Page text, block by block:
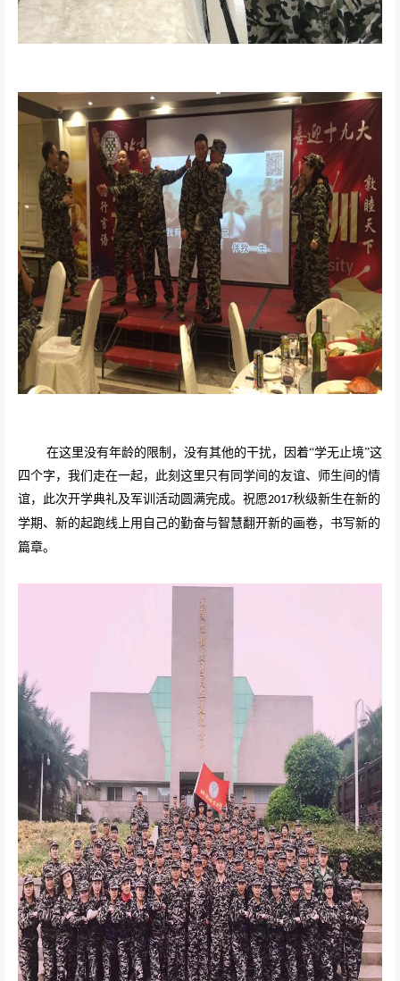
在这里没有年龄的限制，没有其他的干扰，因着“学无止境”这
四个字，我们走在一起，此刻这里只有同学间的友谊、师生间的情
谊，此次开学典礼及军训活动圆满完成。祝愿2017秋级新生在新的
学期、新的起跑线上用自己的勤奋与智慧翻开新的画卷，书写新的
篇章。